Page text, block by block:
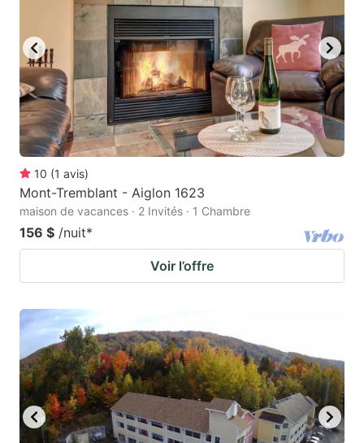
10 (1 avis)
Mont-Tremblant - Aiglon 1623
maison de vacances · 2 Invités · 1 Chambre
156 $ /nuit*
Voir l’offre